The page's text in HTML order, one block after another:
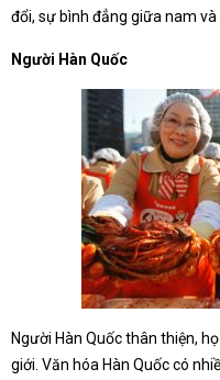
đổi, sự bình đẳng giữa nam
Người Hàn Quốc
Người Hàn Quốc thân thiện,
giới. Văn hóa Hàn Quốc có